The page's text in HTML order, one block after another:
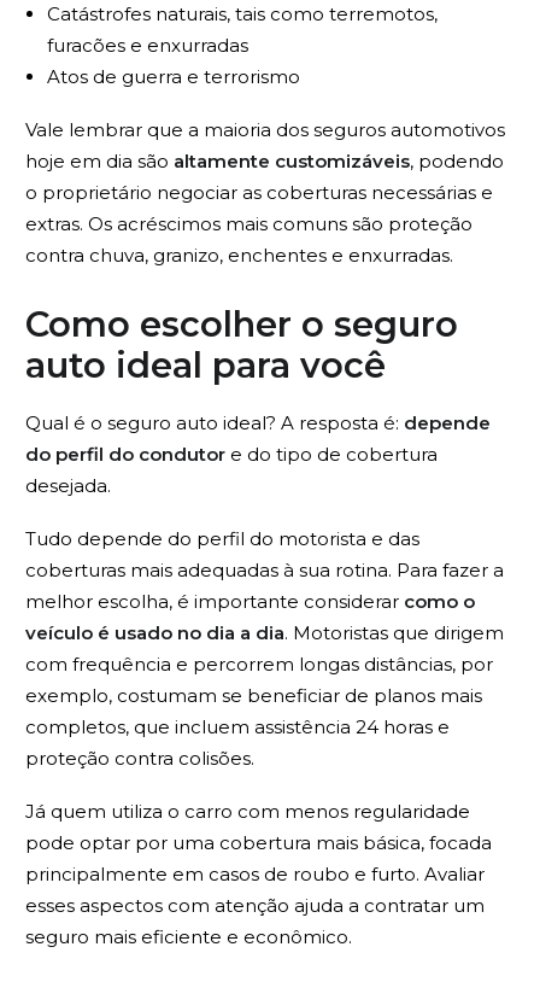
Catástrofes naturais, tais como terremotos,
furacões e enxurradas
Atos de guerra e terrorismo
Vale lembrar que a maioria dos seguros automotivos
hoje em dia são altamente customizáveis, podendo
o proprietário negociar as coberturas necessárias e
extras. Os acréscimos mais comuns são proteção
contra chuva, granizo, enchentes e enxurradas.
Como escolher o seguro
auto ideal para você
Qual é o seguro auto ideal? A resposta é: depende
do perfil do condutor e do tipo de cobertura
desejada.
Tudo depende do perfil do motorista e das
coberturas mais adequadas à sua rotina. Para fazer a
melhor escolha, é importante considerar como o
veículo é usado no dia a dia. Motoristas que dirigem
com frequência e percorrem longas distâncias, por
exemplo, costumam se beneficiar de planos mais
completos, que incluem assistência 24 horas e
proteção contra colisões.
Já quem utiliza o carro com menos regularidade
pode optar por uma cobertura mais básica, focada
principalmente em casos de roubo e furto. Avaliar
esses aspectos com atenção ajuda a contratar um
seguro mais eficiente e econômico.